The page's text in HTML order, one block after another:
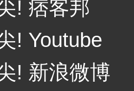
! 痞客邦
! Youtube
! 新浪微博